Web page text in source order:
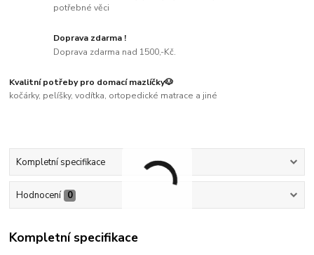
potřebné věci
Doprava zdarma !
Doprava zdarma nad 1500,-Kč.
Kvalitní potřeby pro domací mazlíčky🐶
kočárky, pelíšky, vodítka, ortopedické matrace a jiné
Kompletní specifikace
Hodnocení 0
Kompletní specifikace